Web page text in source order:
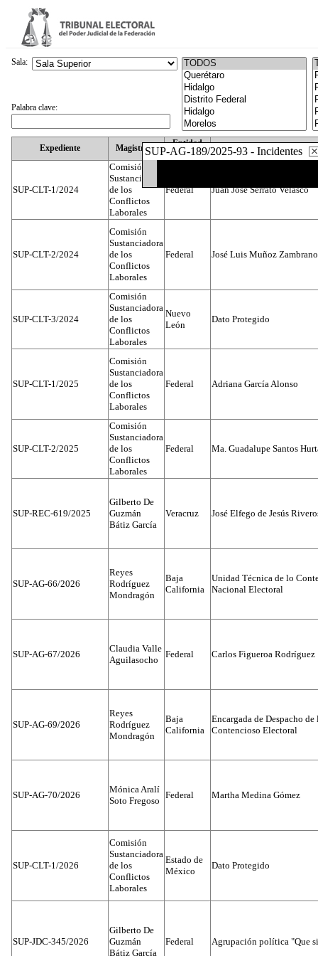
SUP-AG-189/2025-93 - Incidentes
Expediente Magistrado
Entidad
Federativa
SUP-CLT-1/2024
Comisión
Sustanciadora
de los
Conflictos
Laborales
Federal Juan José Serrato Velasco
SUP-CLT-2/2024
Comisión
Sustanciadora
de los
Conflictos
Laborales
Federal José Luis Muñoz Zambrano
SUP-CLT-3/2024
Comisión
Sustanciadora
de los
Conflictos
Laborales
Nuevo
León
Dato Protegido
SUP-CLT-1/2025
Comisión
Sustanciadora
de los
Conflictos
Laborales
Federal Adriana García Alonso
SUP-CLT-2/2025
Comisión
Sustanciadora
de los
Conflictos
Laborales
Federal Ma. Guadalupe Santos
SUP-REC-619/2025
Gilberto De
Guzmán
Bátiz García
Veracruz José Elfego de Jesús
SUP-AG-66/2026
Reyes
Rodríguez
Mondragón
Baja
California
Unidad Técnica de lo
Nacional Electoral
SUP-AG-67/2026
Claudia Valle
Aguilasocho
Federal Carlos Figueroa Rodríguez
SUP-AG-69/2026
Reyes
Rodríguez
Mondragón
Baja
California
Encargada de Despacho
Contencioso Electoral
SUP-AG-70/2026
Mónica Aralí
Soto Fregoso
Federal Martha Medina Gómez
SUP-CLT-1/2026
Comisión
Sustanciadora
de los
Conflictos
Laborales
Estado de
México
Dato Protegido
SUP-JDC-345/2026
Gilberto De
Guzmán
Bátiz García
Federal Agrupación política "Que
Sala:
Palabra clave: